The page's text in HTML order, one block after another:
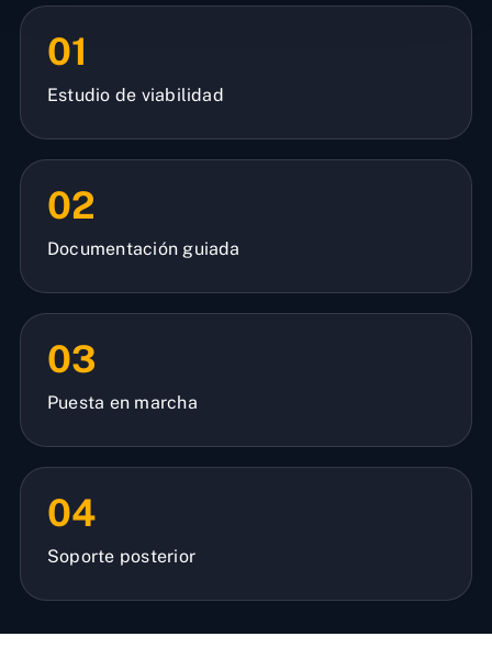
01
Estudio de viabilidad
02
Documentación guiada
03
Puesta en marcha
04
Soporte posterior